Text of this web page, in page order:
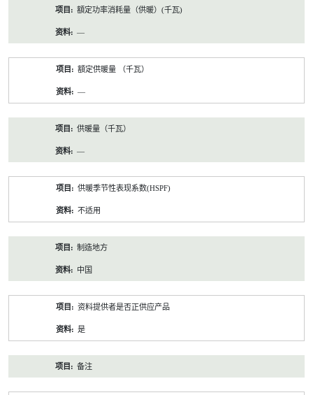
額定功率消耗量（供暖）(千瓦)
—
額定供暖量 （千瓦）
—
供暖量（千瓦）
—
供暖季节性表现系数(HSPF)
不适用
制造地方
中国
资料提供者是否正供应产品
是
备注